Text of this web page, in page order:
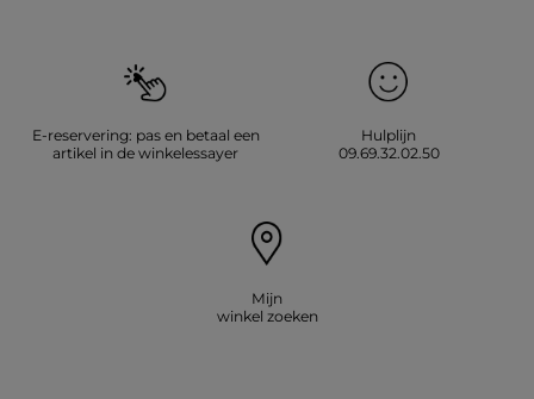
E-reservering: pas en betaal een
artikel in de winkelessayer
Hulplijn
09.69.32.02.50
Mijn
winkel zoeken